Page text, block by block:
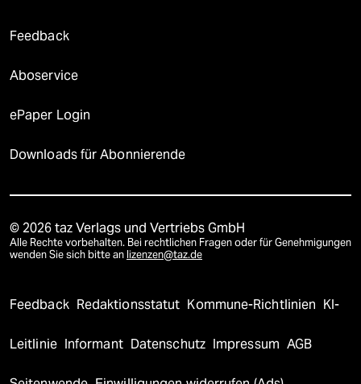
Feedback
Aboservice
ePaper Login
Downloads für Abonnierende
© 2026 taz Verlags und Vertriebs GmbH
Alle Rechte vorbehalten. Bei rechtlichen Fragen oder für Genehmigungen
wenden Sie sich bitte an lizenzen@taz.de
Feedback Redaktionsstatut Kommune-Richtlinien KI-
Leitlinie Informant Datenschutz Impressum AGB